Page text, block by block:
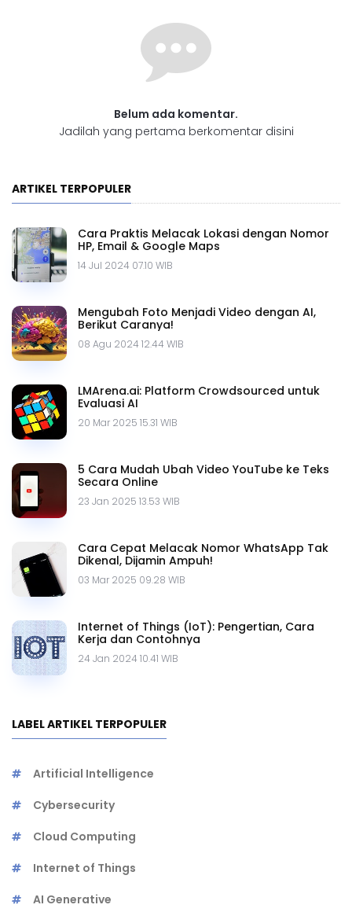
Belum ada komentar.
Jadilah yang pertama berkomentar disini
ARTIKEL TERPOPULER
Cara Praktis Melacak Lokasi dengan Nomor
HP, Email & Google Maps
14 Jul 2024 07.10 WIB
Mengubah Foto Menjadi Video dengan AI,
Berikut Caranya!
08 Agu 2024 12.44 WIB
LMArena.ai: Platform Crowdsourced untuk
Evaluasi AI
20 Mar 2025 15.31 WIB
5 Cara Mudah Ubah Video YouTube ke Teks
Secara Online
23 Jan 2025 13.53 WIB
Cara Cepat Melacak Nomor WhatsApp Tak
Dikenal, Dijamin Ampuh!
03 Mar 2025 09.28 WIB
Internet of Things (IoT): Pengertian, Cara
Kerja dan Contohnya
24 Jan 2024 10.41 WIB
LABEL ARTIKEL TERPOPULER
Artificial Intelligence
Cybersecurity
Cloud Computing
Internet of Things
AI Generative